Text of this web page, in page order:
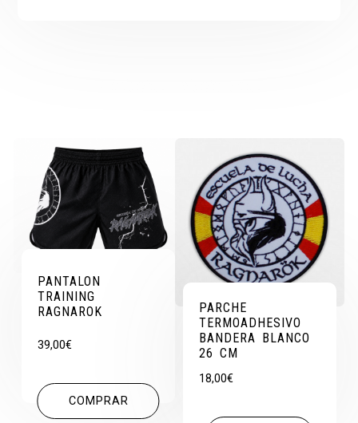
PANTALON
TRAINING
RAGNAROK
39,00€
COMPRAR
PARCHE
TERMOADHESIVO
BANDERA BLANCO
26 CM
18,00€